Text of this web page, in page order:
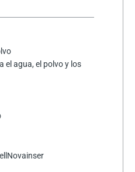
el agua, el polvo y los